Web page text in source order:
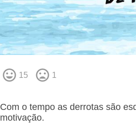
15 1
Com o tempo as derrotas são
motivação.